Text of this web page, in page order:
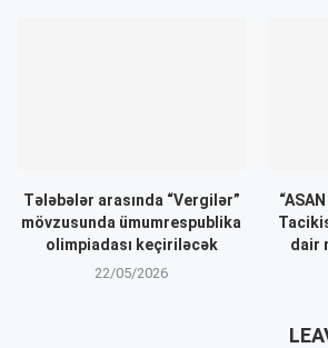
Tələbələr arasında “Vergilər”
mövzusunda ümumrespublika
olimpiadası keçiriləcək
22/05/2026
dair